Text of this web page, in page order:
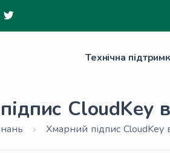
Технічна
Хмарний підпис